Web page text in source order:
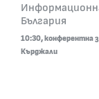
29.09.2025
България10:30,
10:30, конферентна
Кърджали